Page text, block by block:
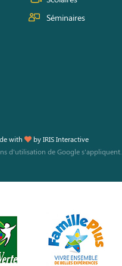
Séminaires
with byIRIS Interactive
d'utilisation de Google s'appliquent.